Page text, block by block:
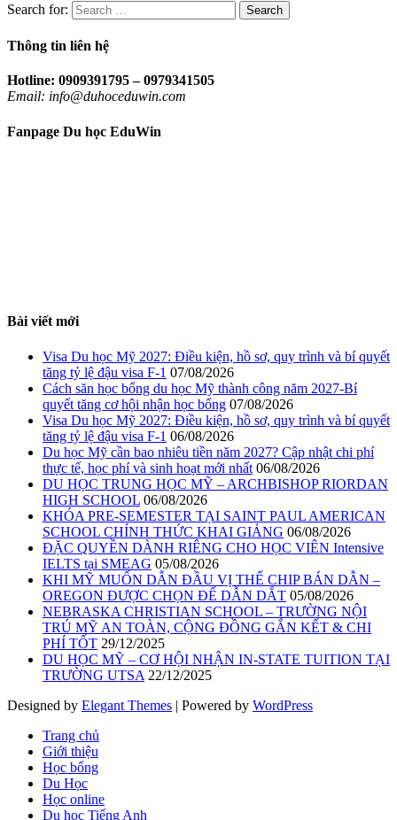
Search for:
Thông tin liên hệ
Hotline: 0909391795 – 0979341505
Email: info@duhoceduwin.com
Fanpage Du học EduWin
Bài viết mới
Visa Du học Mỹ 2027: Điều kiện, hồ sơ, quy trình và bí quyết
tăng tỷ lệ đậu visa F-1 07/08/2026
Cách săn học bổng du học Mỹ thành công năm 2027-Bí
quyết tăng cơ hội nhận học bổng 07/08/2026
Visa Du học Mỹ 2027: Điều kiện, hồ sơ, quy trình và bí quyết
tăng tỷ lệ đậu visa F-1 06/08/2026
Du học Mỹ cần bao nhiêu tiền năm 2027? Cập nhật chi phí
thực tế, học phí và sinh hoạt mới nhất 06/08/2026
DU HỌC TRUNG HỌC MỸ – ARCHBISHOP RIORDAN
HIGH SCHOOL 06/08/2026
KHÓA PRE-SEMESTER TẠI SAINT PAUL AMERICAN
SCHOOL CHÍNH THỨC KHAI GIẢNG 06/08/2026
ĐẶC QUYỀN DÀNH RIÊNG CHO HỌC VIÊN Intensive
IELTS tại SMEAG 05/08/2026
KHI MỸ MUỐN DẪN ĐẦU VỊ THẾ CHIP BÁN DẪN –
OREGON ĐƯỢC CHỌN ĐỂ DẪN DẮT 05/08/2026
NEBRASKA CHRISTIAN SCHOOL – TRƯỜNG NỘI
TRÚ MỸ AN TOÀN, CỘNG ĐỒNG GẮN KẾT & CHI
PHÍ TỐT 29/12/2025
DU HỌC MỸ – CƠ HỘI NHẬN IN-STATE TUITION TẠI
TRƯỜNG UTSA 22/12/2025
Designed by Elegant Themes | Powered by WordPress
Trang chủ
Giới thiệu
Học bổng
Du Học
Học online
Du học Tiếng Anh